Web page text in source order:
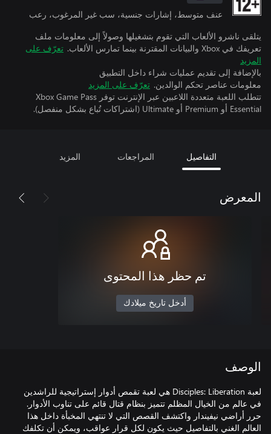
عنف متوسط، إشارات جنسية، سب غير المرغوب، رعب
يتلقى ناشرو الألعاب التي تقوم بتشغيلها وصولاً إلى معلومات ملف
تعريفك في Xbox والبيانات المقترنة بينما تمارس الألعاب.
تعرّف على
المزيد
بالإضافة إلى تقديم عمليات شراء داخل التطبيق
معلومات عناصر تحكم الوالدين. تعرّف على المزيد
تتطلب اللعبة متعددة اللاعبين عبر الإنترنت توفر Xbox Game Pass
Essential أو Premium أو Ultimate (اشتراكات تُباع بشكل منفصل).
التفاصيل المراجعات المزيد
المعرض
تم حظر هذا المحتوى
أدخل تاريخ ميلادك
الوصف
لعبة Disciples: Liberation هي لعبة تقمص أدوار إستراتيجية للراشدين
في عالم من الخيال المظلم تتميز بنظام قتال قائم على تناوب الأدوار.
حرر أراضي نيفيندار واكتشف القصص التي لا تنتهي المخبأة داخل هذا
العالم الغني بالتفاصيل حيث يكون لكل قرار عواقب، ويمكن أن تكلفك